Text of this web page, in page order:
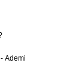
Ademi